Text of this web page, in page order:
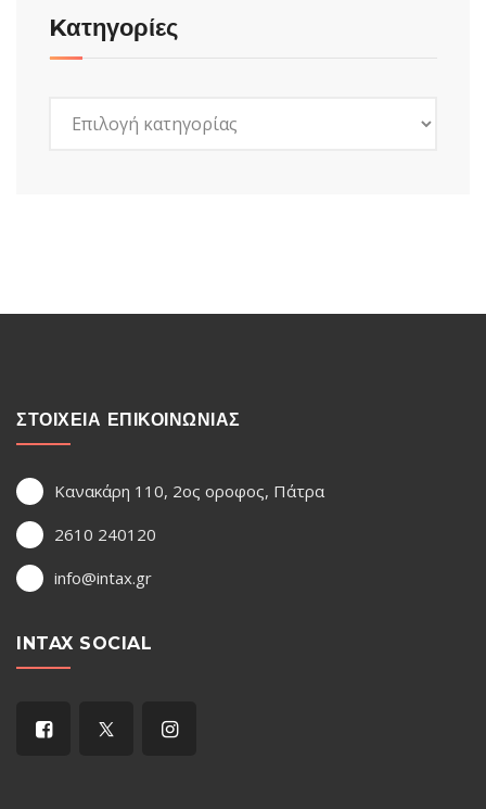
Kατηγορίες
ΣΤΟΙΧΕΙΑ ΕΠΙΚΟΙΝΩΝΙΑΣ
Κανακάρη 110, 2ος οροφος, Πάτρα
2610 240120
info@intax.gr
INTAX SOCIAL